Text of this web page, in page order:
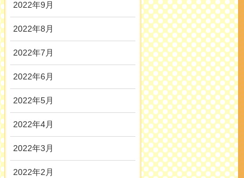
2022年9月
2022年8月
2022年7月
2022年6月
2022年5月
2022年4月
2022年3月
2022年2月